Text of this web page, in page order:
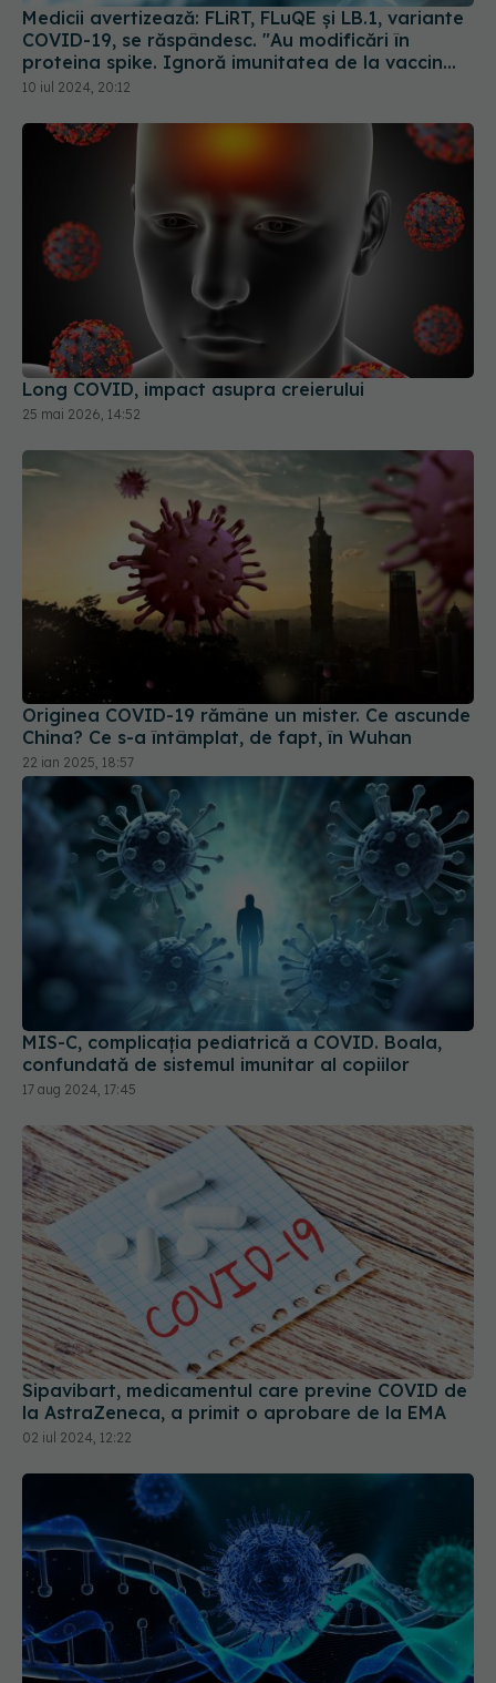
proteina spike. Ignoră imunitatea de la vaccin
sau infectarea anterioară
10 iul 2024, 20:12
Long COVID, impact asupra creierului
25 mai 2026, 14:52
Originea COVID-19 rămâne un mister. Ce ascunde
China? Ce s-a întâmplat, de fapt, în Wuhan
22 ian 2025, 18:57
MIS-C, complicația pediatrică a COVID. Boala,
confundată de sistemul imunitar al copiilor
17 aug 2024, 17:45
Sipavibart, medicamentul care previne COVID de
la AstraZeneca, a primit o aprobare de la EMA
02 iul 2024, 12:22